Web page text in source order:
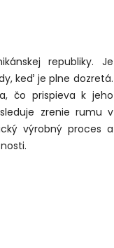
republiky. Je
keď je plne dozretá.
čo prispieva k jeho
zrenie rumu v
výrobný proces a